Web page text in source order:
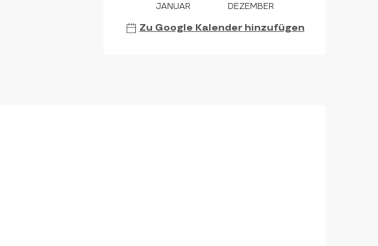
JANUAR DEZEMBER
Zu Google Kalender hinzufügen